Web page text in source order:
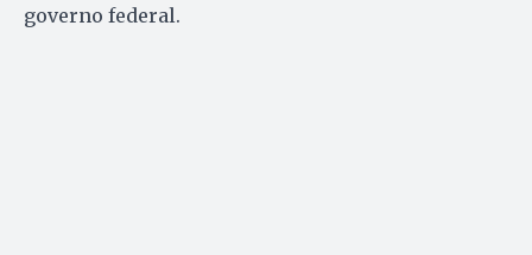
governo federal.